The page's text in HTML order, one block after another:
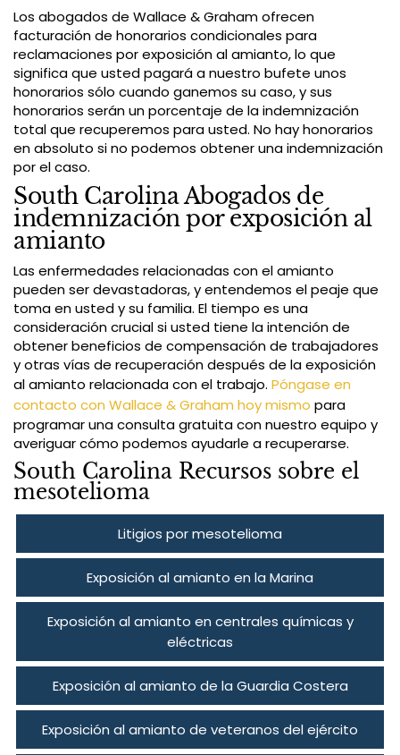
Los abogados de Wallace & Graham ofrecen
facturación de honorarios condicionales para
reclamaciones por exposición al amianto, lo que
significa que usted pagará a nuestro bufete unos
honorarios sólo cuando ganemos su caso, y sus
honorarios serán un porcentaje de la indemnización
total que recuperemos para usted. No hay honorarios
en absoluto si no podemos obtener una indemnización
por el caso.
South Carolina Abogados de
indemnización por exposición al
amianto
Las enfermedades relacionadas con el amianto
pueden ser devastadoras, y entendemos el peaje que
toma en usted y su familia. El tiempo es una
consideración crucial si usted tiene la intención de
obtener beneficios de compensación de trabajadores
y otras vías de recuperación después de la exposición
al amianto relacionada con el trabajo. Póngase en
contacto con Wallace & Graham hoy mismo para
programar una consulta gratuita con nuestro equipo y
averiguar cómo podemos ayudarle a recuperarse.
South Carolina Recursos sobre el
mesotelioma
Litigios por mesotelioma
Exposición al amianto en la Marina
Exposición al amianto en centrales químicas y
eléctricas
Exposición al amianto de la Guardia Costera
Exposición al amianto de veteranos del ejército